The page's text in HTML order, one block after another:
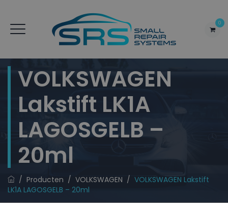
0
VOLKSWAGEN
Lakstift LK1A
LAGOSGELB –
20ml
/ Producten / VOLKSWAGEN / VOLKSWAGEN Lakstift
LK1A LAGOSGELB – 20ml